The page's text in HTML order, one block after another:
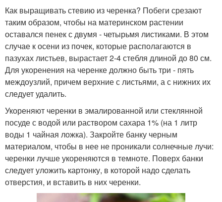
Как выращивать стевию из черенка? Побеги срезают
таким образом, чтобы на материнском растении
оставался пенек с двумя - четырьмя листиками. В этом
случае к осени из почек, которые располагаются в
пазухах листьев, вырастает 2-4 стебля длиной до 80 см.
Для укоренения на черенке должно быть три - пять
междоузлий, причем верхние с листьями, а с нижних их
следует удалить.
Укореняют черенки в эмалированной или стеклянной
посуде с водой или раствором сахара 1% (на 1 литр
воды 1 чайная ложка). Закройте банку черным
материалом, чтобы в нее не проникали солнечные лучи:
черенки лучше укореняются в темноте. Поверх банки
следует уложить картонку, в которой надо сделать
отверстия, и вставить в них черенки.